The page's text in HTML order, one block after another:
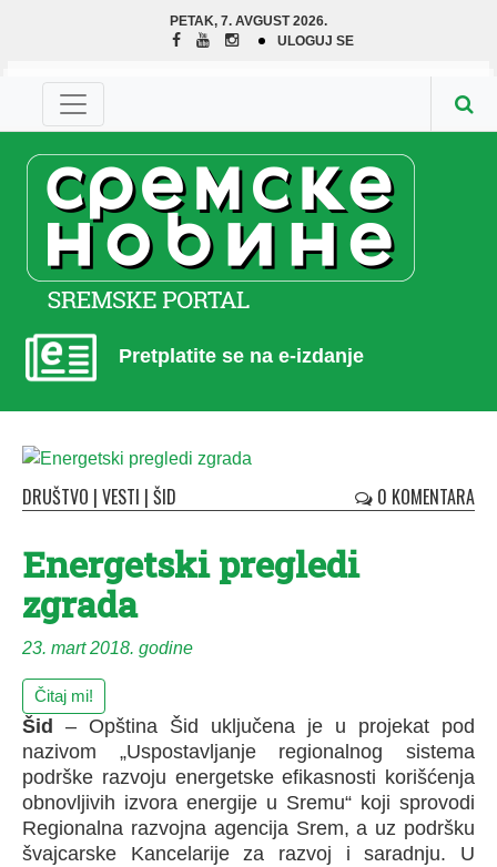
PETAK, 7. AVGUST 2026.
ULOGUJ SE
Pretplatite se na e-izdanje
DRUŠTVO | VESTI | ŠID 0 KOMENTARA
Energetski pregledi
zgrada
23. mart 2018. godine
Čitaj mi!
Šid – Opština Šid uključena je u projekat pod
nazivom „Uspostavljanje regionalnog sistema
podrške razvoju energetske efikasnosti korišćenja
obnovljivih izvora energije u Sremu“ koji sprovodi
Regionalna razvojna agencija Srem, a uz podršku
švajcarske Kancelarije za razvoj i saradnju. U